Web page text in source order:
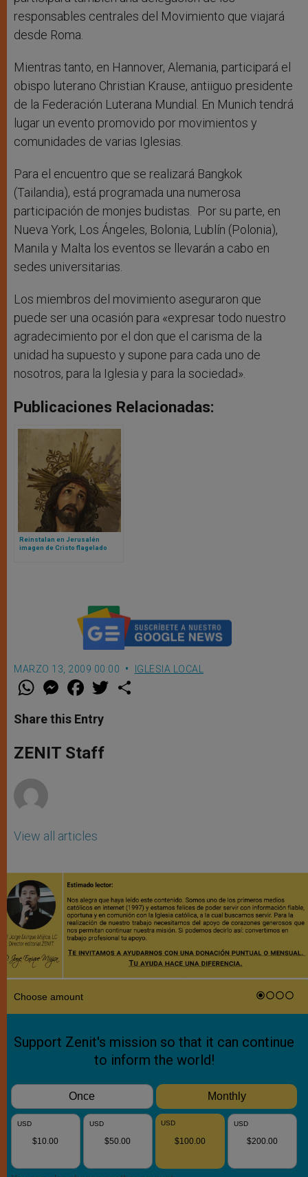
responsables centrales del Movimiento que viajará
desde Roma.
Mientras tanto, en Hannover, Alemania, participará el
obispo luterano Christian Krause, antiiguo presidente
de la Federación Luterana Mundial. En Munich tendrá
lugar un evento promovido por movimientos y
comunidades de varias Iglesias.
Para el encuentro que se realizará Bangkok
(Tailandia), está programada una numerosa
participación de monjes budistas. Por su parte, en
Nueva York, Los Ángeles, Bolonia, Lublín (Polonia),
Manila y Malta los eventos se llevarán a cabo en
sedes universitarias.
Los miembros del movimiento aseguraron que
puede ser una ocasión para «expresar todo nuestro
agradecimiento por el don que el carisma de la
unidad ha supuesto y supone para cada uno de
nosotros, para la Iglesia y para la sociedad».
Publicaciones Relacionadas:
Reinstalan en Jerusalén
imagen de Cristo flagelado
MARZO 13, 2009 00:00 IGLESIA LOCAL
W
t
s
p
p
M
e
s
e
g
e
F
a
e
b
o
k
w
Share this Entry
ZENIT Staff
View all articles